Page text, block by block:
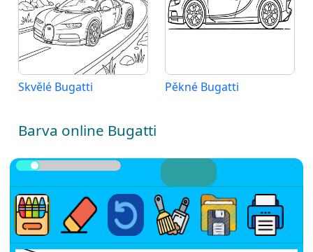
Skvělé Bugatti Pěkné Bugatti
Barva online Bugatti